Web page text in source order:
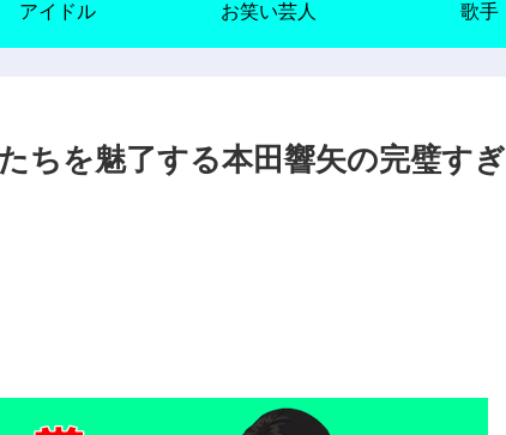
アイドル お笑い芸人 歌手
ちを魅了する本田響矢の完璧すぎ